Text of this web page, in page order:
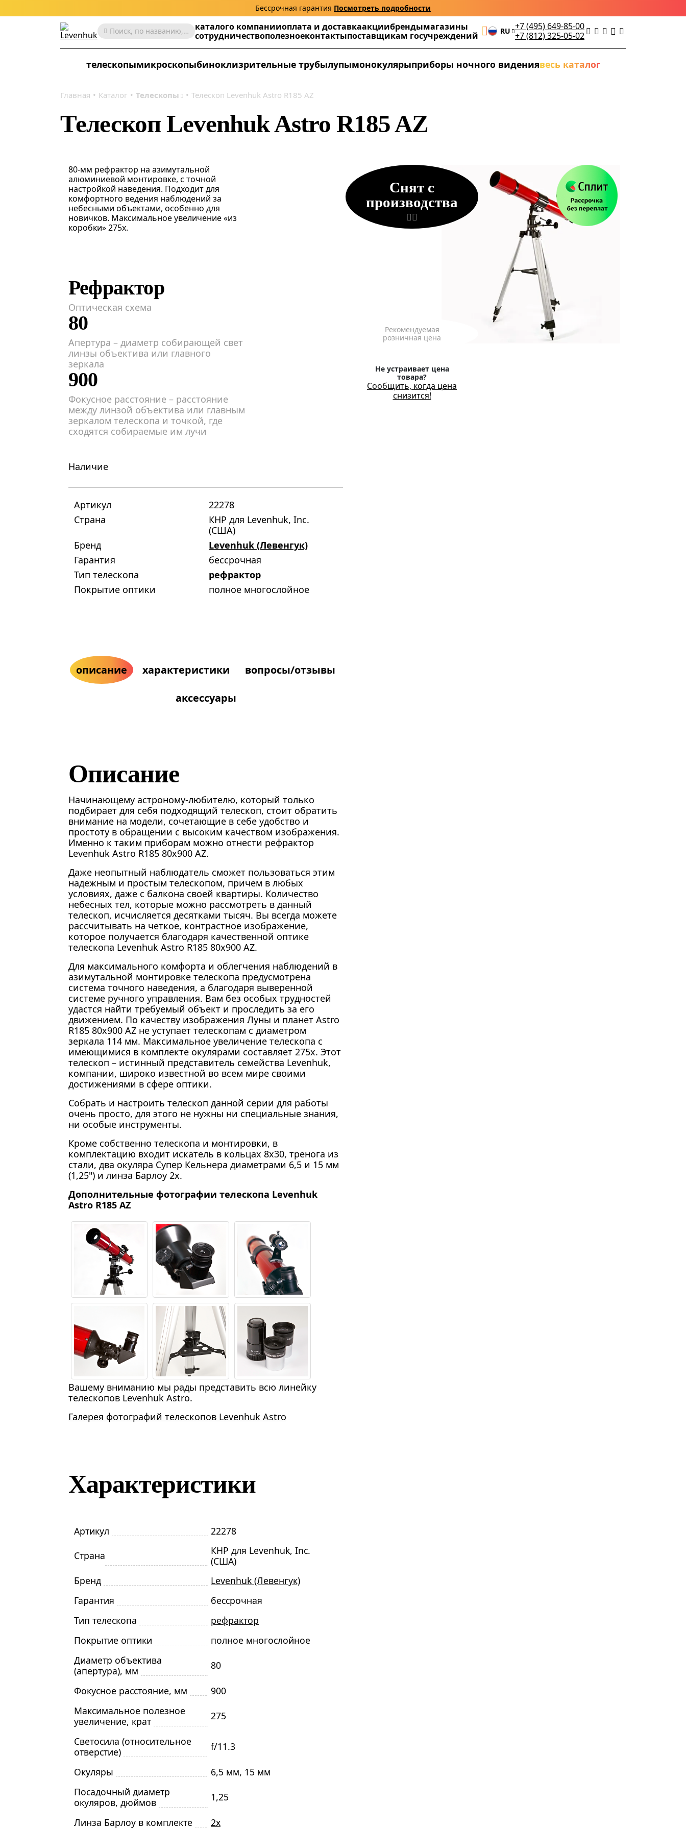
Бессрочная гарантия Посмотреть подробности
Поиск, по названию, артикулу, категории и др. каталого компанииоплата и доставкаакциибрендымагазины
сотрудничествополезноеконтактыпоставщикам госучреждений RU +7 (495) 649-85-00
+7 (812) 325-05-02
телескопымикроскопыбиноклизрительные трубылупымонокулярыприборы ночного видениявесь каталог
Главная Каталог Телескопы Телескоп Levenhuk Astro R185 AZ
Телескоп Levenhuk Astro R185 AZ
Снят с
производства
Рекомендуемая
розничная цена
Не устраивает цена
товара?
Сообщить, когда цена
снизится!
80-мм рефрактор на азимутальной
алюминиевой монтировке, с точной
настройкой наведения. Подходит для
комфортного ведения наблюдений за
небесными объектами, особенно для
новичков. Максимальное увеличение «из
коробки» 275x.
Рефрактор
Оптическая схема
80
Апертура – диаметр собирающей свет
линзы объектива или главного
зеркала
900
Фокусное расстояние – расстояние
между линзой объектива или главным
зеркалом телескопа и точкой, где
сходятся собираемые им лучи
Наличие
Артикул
22278
Страна
КНР для Levenhuk, Inc.
(США)
Бренд
Levenhuk (Левенгук)
Гарантия
бессрочная
Тип телескопа
рефрактор
Покрытие оптики
полное многослойное
описание характеристики вопросы/отзывы
аксессуары
Описание
Начинающему астроному-любителю, который только
подбирает для себя подходящий телескоп, стоит обратить
внимание на модели, сочетающие в себе удобство и
простоту в обращении с высоким качеством изображения.
Именно к таким приборам можно отнести рефрактор
Levenhuk Astro R185 80x900 AZ.
Даже неопытный наблюдатель сможет пользоваться этим
надежным и простым телескопом, причем в любых
условиях, даже с балкона своей квартиры. Количество
небесных тел, которые можно рассмотреть в данный
телескоп, исчисляется десятками тысяч. Вы всегда можете
рассчитывать на четкое, контрастное изображение,
которое получается благодаря качественной оптике
телескопа Levenhuk Astro R185 80x900 AZ.
Для максимального комфорта и облегчения наблюдений в
азимутальной монтировке телескопа предусмотрена
система точного наведения, а благодаря выверенной
системе ручного управления. Вам без особых трудностей
удастся найти требуемый объект и проследить за его
движением. По качеству изображения Луны и планет Astro
R185 80x900 AZ не уступает телескопам с диаметром
зеркала 114 мм. Максимальное увеличение телескопа с
имеющимися в комплекте окулярами составляет 275х. Этот
телескоп – истинный представитель семейства Levenhuk,
компании, широко известной во всем мире своими
достижениями в сфере оптики.
Собрать и настроить телескоп данной серии для работы
очень просто, для этого не нужны ни специальные знания,
ни особые инструменты.
Кроме собственно телескопа и монтировки, в
комплектацию входит искатель в кольцах 8х30, тренога из
стали, два окуляра Супер Кельнера диаметрами 6,5 и 15 мм
(1,25") и линза Барлоу 2х.
Дополнительные фотографии телескопа Levenhuk
Astro R185 AZ
Вашему вниманию мы рады представить всю линейку
телескопов Levenhuk Astro.
Галерея фотографий телескопов Levenhuk Astro
Характеристики
Артикул
22278
Страна
КНР для Levenhuk, Inc.
(США)
Бренд
Levenhuk (Левенгук)
Гарантия
бессрочная
Тип телескопа
рефрактор
Покрытие оптики
полное многослойное
Диаметр объектива
(апертура), мм
80
Фокусное расстояние, мм
900
Максимальное полезное
увеличение, крат
275
Светосила (относительное
отверстие)
f/11.3
Окуляры
6,5 мм, 15 мм
Посадочный диаметр
окуляров, дюймов
1,25
Линза Барлоу в комплекте 2х